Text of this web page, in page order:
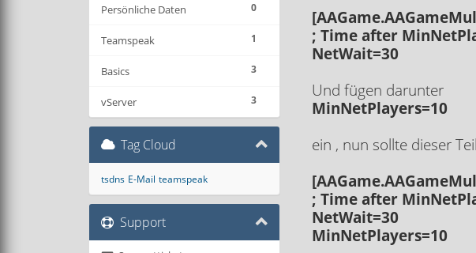
0
Persönliche Daten
1
Teamspeak
3
Basics
3
vServer
Tag Cloud
tsdns E-Mail teamspeak
Support
; Time after
NetWait=30
Und fügen darunter
MinNetPlayers=10
ein , nun sollte dieser
; Time after
NetWait=30
MinNetPlayers=10